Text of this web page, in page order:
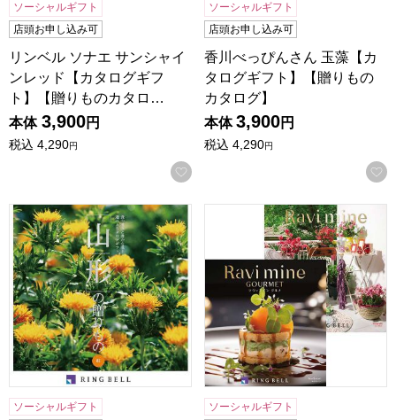
ソーシャルギフト
店頭お申し込み可
リンベル ソナエ サンシャイ
ンレッド【カタログギフ
ト】【贈りものカタロ…
本体 3,900円
税込 4,290円
お気に入りに登録する
ソーシャルギフト
店頭お申し込み可
香川べっぴんさん 玉藻【カ
タログギフト】【贈りもの
カタログ】
本体 3,900円
税込 4,290円
山形の贈りもの 紅【カタログギフト】【贈りものカタログ】
ソーシャルギフト
ラヴィマイン エメラルド＆
ソーシャルギフト